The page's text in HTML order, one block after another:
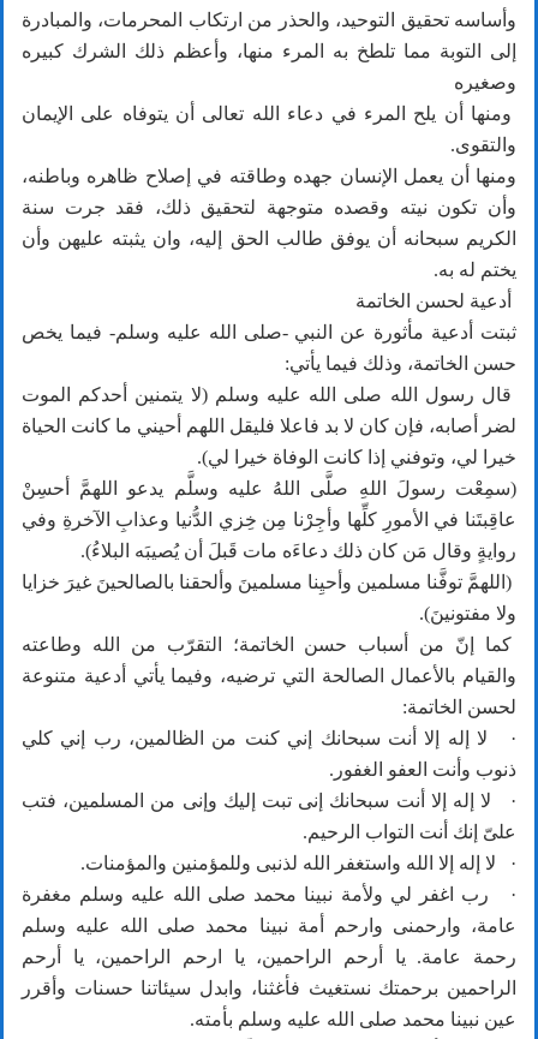
وأساسه تحقيق التوحيد، والحذر من ارتكاب المحرمات، والمبادرة
إلى التوبة مما تلطخ به المرء منها، وأعظم ذلك الشرك كبيره
وصغيره
ومنها أن يلح المرء في دعاء الله تعالى أن يتوفاه على الإيمان
والتقوى.
ومنها أن يعمل الإنسان جهده وطاقته في إصلاح ظاهره وباطنه،
وأن تكون نيته وقصده متوجهة لتحقيق ذلك، فقد جرت سنة
الكريم سبحانه أن يوفق طالب الحق إليه، وان يثبته عليهن وأن
يختم له به.
أدعية لحسن الخاتمة
ثبتت أدعية مأثورة عن النبي -صلى الله عليه وسلم- فيما يخص
حسن الخاتمة، وذلك فيما يأتي:
قال رسول الله صلى الله عليه وسلم (لا يتمنين أحدكم الموت
لضر أصابه، فإن كان لا بد فاعلا فليقل اللهم أحيني ما كانت الحياة
خيرا لي، وتوفني إذا كانت الوفاة خيرا لي).
(سمِعْت رسولَ اللهِ صلَّى اللهُ عليه وسلَّم يدعو اللهمَّ أحسِنْ
عاقِبتَنا في الأمورِ كلِّها وأجِرْنا مِن خِزي الدُّنيا وعذابِ الآخرةِ وفي
روايةٍ وقال مَن كان ذلك دعاءَه مات قَبلَ أن يُصيبَه البلاءُ).
(اللهمَّ توفَّنا مسلمين وأحيِنا مسلمينَ وألحقنا بالصالحينَ غيرَ خزايا
ولا مفتونينَ).
كما إنّ من أسباب حسن الخاتمة؛ التقرّب من الله وطاعته
والقيام بالأعمال الصالحة التي ترضيه، وفيما يأتي أدعية متنوعة
لحسن الخاتمة:
· لا إله إلا أنت سبحانك إني كنت من الظالمين، رب إني كلي
ذنوب وأنت العفو الغفور.
· لا إله إلا أنت سبحانك إنى تبت إليك وإنى من المسلمين، فتب
علىّ إنك أنت التواب الرحيم.
· لا إله إلا الله واستغفر الله لذنبى وللمؤمنين والمؤمنات.
· رب اغفر لي ولأمة نبينا محمد صلى الله عليه وسلم مغفرة
عامة، وارحمنى وارحم أمة نبينا محمد صلى الله عليه وسلم
رحمة عامة. يا أرحم الراحمين، يا ارحم الراحمين، يا أرحم
الراحمين برحمتك نستغيث فأغثنا، وابدل سيئاتنا حسنات وأقرر
عين نبينا محمد صلى الله عليه وسلم بأمته.